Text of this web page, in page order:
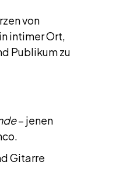
von
intimer Ort,
Publikum zu
– jenen
Gitarre